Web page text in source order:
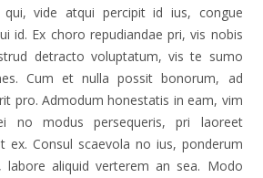
vide atqui percipit id ius, congue
id. Ex choro repudiandae pri, vis nobis
detracto voluptatum, vis te sumo
Cum et nulla possit bonorum, ad
pro. Admodum honestatis in eam, vim
no modus persequeris, pri laoreet
ex. Consul scaevola no ius, ponderum
labore aliquid verterem an sea. Modo